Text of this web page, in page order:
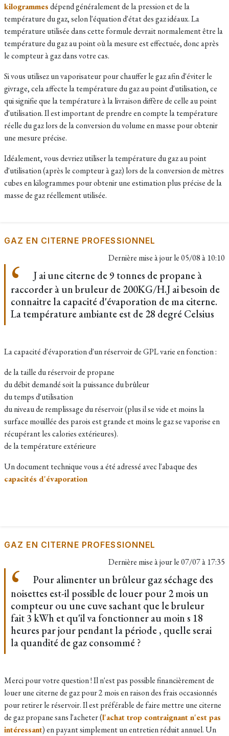
kilogrammesdépend généralement de la pression et de la
température du gaz, selon l'équation d'état des gaz idéaux. La
température utilisée dans cette formule devrait normalement être la
température du gaz au point où la mesure est effectuée, donc après
le compteur à gaz dans votre cas.
Si vous utilisez un vaporisateur pour chauffer le gaz afin d'éviter le
givrage, cela affecte la température du gaz au point d'utilisation, ce
qui signifie que la température à la livraison diffère de celle au point
d'utilisation. Il est important de prendre en compte la température
réelle du gaz lors de la conversion du volume en masse pour obtenir
une mesure précise.
Idéalement, vous devriez utiliser la température du gaz au point
d'utilisation (après le compteur à gaz) lors de la conversion de mètres
cubes en kilogrammes pour obtenir une estimation plus précise de la
masse de gaz réellement utilisée.
GAZ EN CITERNE PROFESSIONNEL
Dernière mise à jour le05/08 à 10:10
J ai une citerne de 9 tonnes de propane à
raccorder à un bruleur de 200KG/H.J ai besoin de
connaitre la capacité d'évaporation de ma citerne.
La température ambiante est de 28 degré Celsius
La capacité d'évaporation d'un réservoir de GPL varie en fonction :
de la taille du réservoir de propane
du débit demandé soit la puissance du brûleur
du temps d'utilisation
du niveau de remplissage du réservoir (plus il se vide et moins la
surface mouillée des parois est grande et moins le gaz se vaporise en
récupérant les calories extérieures).
de la température extérieure
Un document technique vous a été adressé avec l'abaque des
capacités d'évaporation
GAZ EN CITERNE PROFESSIONNEL
Dernière mise à jour le07/07 à 17:35
Pour alimenter un brûleur gaz séchage des
noisettes est-il possible de louer pour 2 mois un
compteur ou une cuve sachant que le bruleur
fait 3 kWh et qu'il va fonctionner au moin s 18
heures par jour pendant la période , quelle serai
la quandité de gaz consommé ?
Merci pour votre question ! Il n'est pas possible financièrement de
louer une citerne de gaz pour 2 mois en raison des frais occasionnés
pour retirer le réservoir. Il est préférable de faire mettre une citerne
de gaz propane sans l'acheter (l'achat trop contraignant n'est pas
intéressant) en payant simplement un entretien réduit annuel. Un